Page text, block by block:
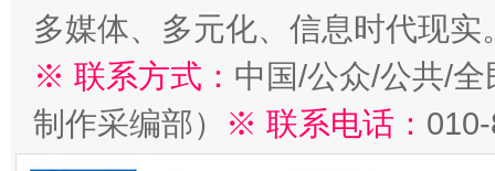
多媒体、多元化、信息时代现实
※ 联系方式： 中国/公众/公共/
制作采编部）
※ 联系电话：